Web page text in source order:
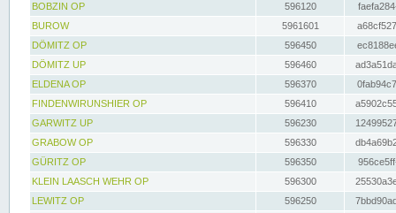
BOBZIN OP
596120
BUROW
5961601
DÖMITZ OP
596450
DÖMITZ UP
596460
ELDENA OP
596370
FINDENWIRUNSHIER OP
596410
GARWITZ UP
596230
GRABOW OP
596330
GÜRITZ OP
596350
KLEIN LAASCH WEHR OP
596300
LEWITZ OP
596250